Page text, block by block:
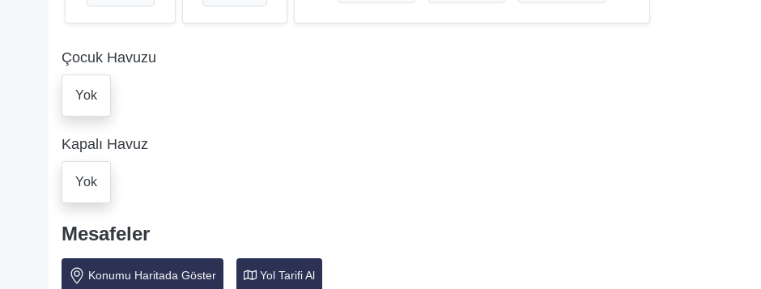
Çocuk Havuzu
Yok
Kapalı Havuz
Yok
Mesafeler
Konumu Haritada Göster Yol Tarifi Al